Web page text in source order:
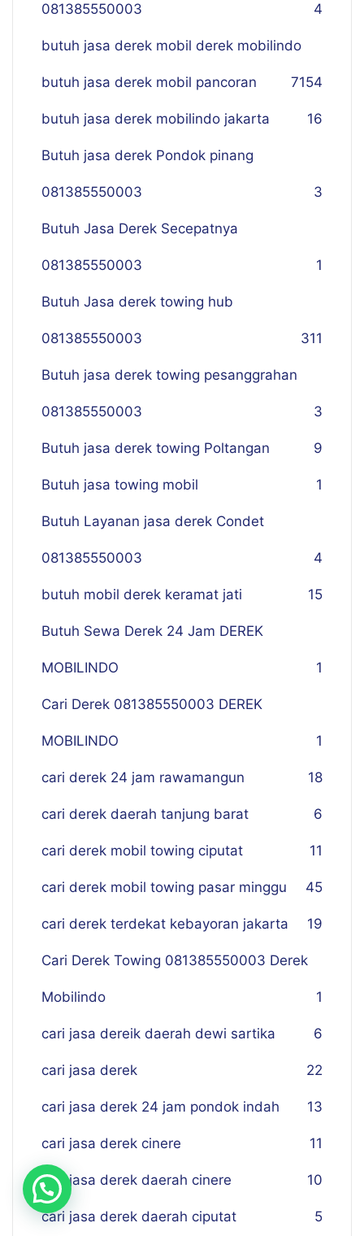
081385550003 4
butuh jasa derek mobil derek mobilindo
154
butuh jasa derek mobil pancoran 7
butuh jasa derek mobilindo jakarta 16
Butuh jasa derek Pondok pinang
081385550003 3
Butuh Jasa Derek Secepatnya
081385550003 1
Butuh Jasa derek towing hub
081385550003 311
Butuh jasa derek towing pesanggrahan
081385550003 3
Butuh jasa derek towing Poltangan 9
Butuh jasa towing mobil 1
Butuh Layanan jasa derek Condet
081385550003 4
butuh mobil derek keramat jati 15
Butuh Sewa Derek 24 Jam DEREK
MOBILINDO 1
Cari Derek 081385550003 DEREK
MOBILINDO 1
cari derek 24 jam rawamangun 18
cari derek daerah tanjung barat 6
cari derek mobil towing ciputat 11
cari derek mobil towing pasar minggu 45
cari derek terdekat kebayoran jakarta 19
Cari Derek Towing 081385550003 Derek
Mobilindo 1
cari jasa dereik daerah dewi sartika 6
cari jasa derek 22
cari jasa derek 24 jam pondok indah 13
cari jasa derek cinere 11
cari jasa derek daerah cinere 10
cari jasa derek daerah ciputat 5